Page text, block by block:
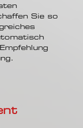
Sie so